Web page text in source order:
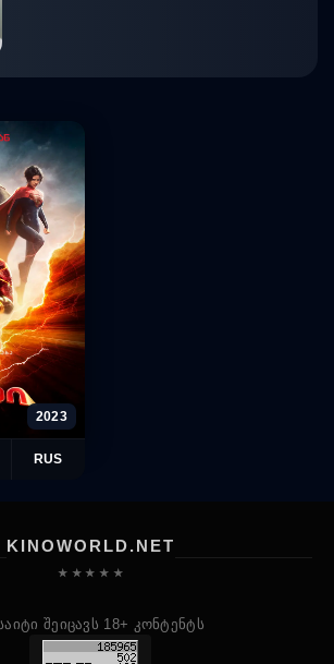
2023
RUS
KINOWORLD.NET
★ ★ ★ ★ ★
საიტი შეიცავს 18+ კონტენტს